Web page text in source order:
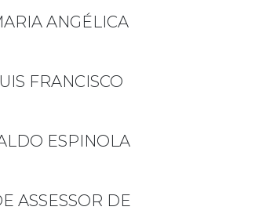
ANGÉLICA
FRANCISCO
ESPINOLA
ASSESSOR DE